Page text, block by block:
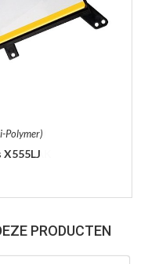
Polymer)
PRODUCTEN